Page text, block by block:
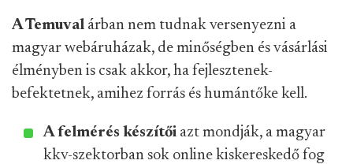
A Temuval árban nem tudnak versenyezni a
magyar webáruházak, de minőségben és vásárlási
élményben is csak akkor, ha fejlesztenek-
befektetnek, amihez forrás és humántőke kell.
A felmérés készítői azt mondják, a magyar
kkv-szektorban sok online kiskereskedő fog